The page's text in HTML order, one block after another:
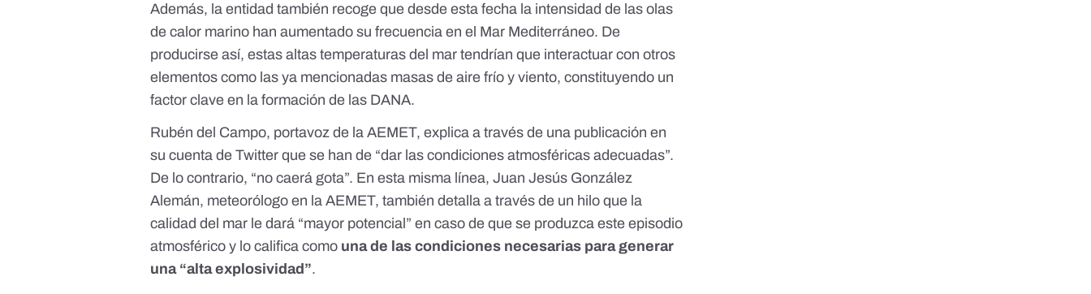
Además, la entidad también recoge que desde esta fecha la intensidad de las olas
de calor marino han aumentado su frecuencia en el Mar Mediterráneo. De
producirse así, estas altas temperaturas del mar tendrían que interactuar con otros
elementos como las ya mencionadas masas de aire frío y viento, constituyendo un
factor clave en la formación de las DANA.
Rubén del Campo, portavoz de la AEMET, explica a través de una publicación en
su cuenta de Twitter que se han de “dar las condiciones atmosféricas adecuadas”.
De lo contrario, “no caerá gota”. En esta misma línea, Juan Jesús González
Alemán, meteorólogo en la AEMET, también detalla a través de un hilo que la
calidad del mar le dará “mayor potencial” en caso de que se produzca este episodio
atmosférico y lo califica como una de las condiciones necesarias para generar
una “alta explosividad”.